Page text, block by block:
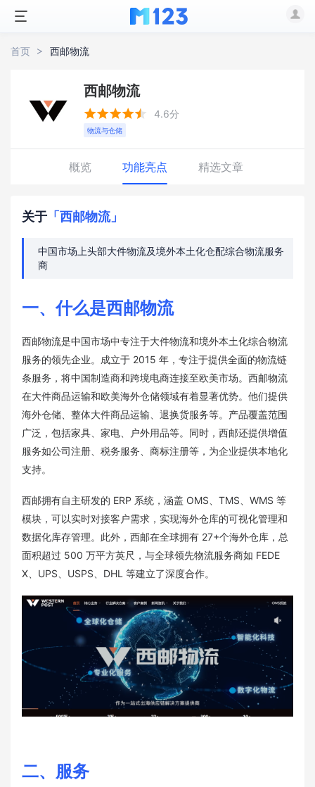
首页 西邮物流
西邮物流
 4.6分
物流与仓储
概览 功能亮点 精选文章
关于 「西邮物流」
中国市场上头部大件物流及境外本土化仓配综合物流服务
商
一、什么是西邮物流
西邮物流是中国市场中专注于大件物流和境外本土化综合物流
服务的领先企业。成立于 2015 年，专注于提供全面的物流链
条服务，将中国制造商和跨境电商连接至欧美市场。西邮物流
在大件商品运输和欧美海外仓储领域有着显著优势。他们提供
海外仓储、整体大件商品运输、退换货服务等。产品覆盖范围
广泛，包括家具、家电、户外用品等。同时，西邮还提供增值
服务如公司注册、税务服务、商标注册等，为企业提供本地化
支持。
西邮拥有自主研发的 ERP 系统，涵盖 OMS、TMS、WMS 等
模块，可以实时对接客户需求，实现海外仓库的可视化管理和
数据化库存管理。此外，西邮在全球拥有 27+个海外仓库，总
面积超过 500 万平方英尺，与全球领先物流服务商如 FEDE
X、UPS、USPS、DHL 等建立了深度合作。
二、服务